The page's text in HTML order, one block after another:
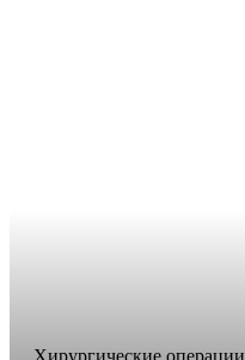
Хирургические операции